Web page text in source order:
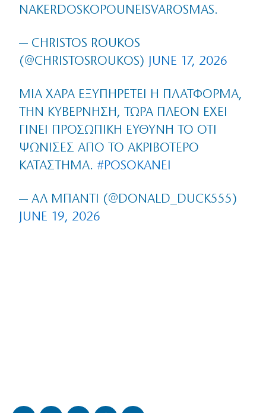
AKERDOSKOPOUNEISVAROSMAS.
— CHRISTOS ROUKOS
(@CHRISTOSROUKOS)
JUNE 17, 2026
ΜΙΑ ΧΑΡΆ ΕΞΥΠΗΡΕΤΕΊ Η ΠΛΑΤΦΌΡΜΑ,
ΤΗΝ ΚΥΒΈΡΝΗΣΗ, ΤΏΡΑ ΠΛΈΟΝ ΈΧΕΙ
ΓΊΝΕΙ ΠΡΟΣΩΠΙΚΉ ΕΥΘΎΝΗ ΤΟ ΌΤΙ
ΨΏΝΙΣΕΣ ΑΠΌ ΤΟ ΑΚΡΙΒΌΤΕΡΟ
ΚΑΤΆΣΤΗΜΑ.#POSOKANEI
— ΑΛ ΜΠΆΝΤΙ (@DONALD_DUCK555)
JUNE 19, 2026